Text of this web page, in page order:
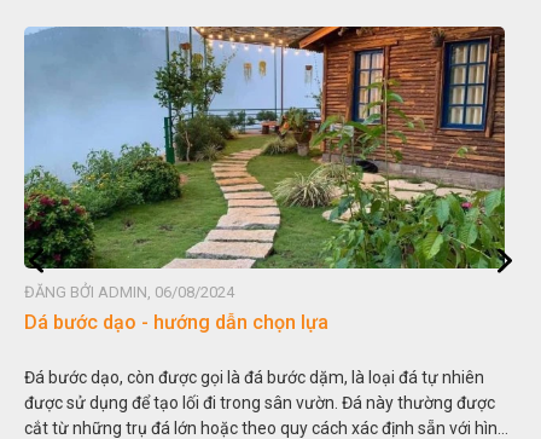
ĐĂNG BỞI ADMIN, 06/08/2024
Dá bước dạo - hướng dẫn chọn lựa
Đá bước dạo, còn được gọi là đá bước dặm, là loại đá tự nhiên
được sử dụng để tạo lối đi trong sân vườn. Đá này thường được
cắt từ những trụ đá lớn hoặc theo quy cách xác định sẵn với hình